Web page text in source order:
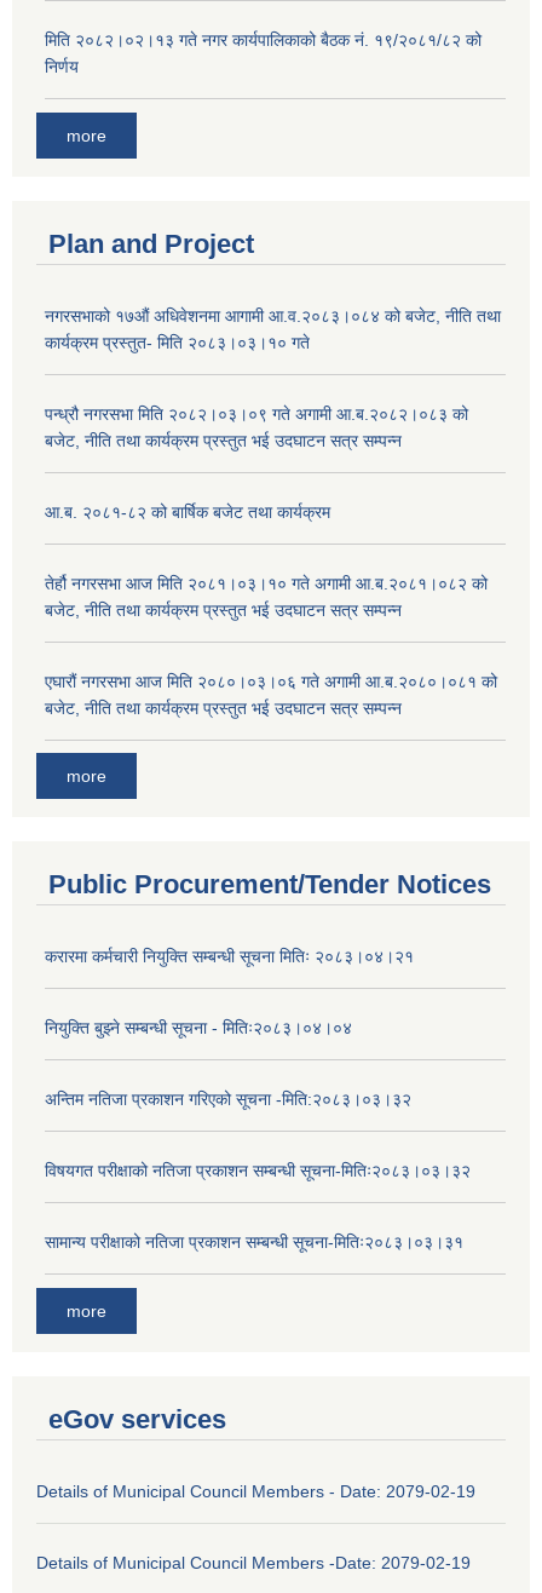
मिति २०८२।०२।१३ गते नगर कार्यपालिकाको बैठक नं. १९/२०८१/८२ को
निर्णय
more
Plan and Project
नगरसभाको १७औं अधिवेशनमा आगामी आ.व.२०८३।०८४ को बजेट, नीति तथा
कार्यक्रम प्रस्तुत- मिति २०८३।०३।१० गते
पन्ध्रौ नगरसभा मिति २०८२।०३।०९ गते अगामी आ.ब.२०८२।०८३ को
बजेट, नीति तथा कार्यक्रम प्रस्तुत भई उदघाटन सत्र सम्पन्न
आ.ब. २०८१-८२ को बार्षिक बजेट तथा कार्यक्रम
तेर्हौ नगरसभा आज मिति २०८१।०३।१० गते अगामी आ.ब.२०८१।०८२ को
बजेट, नीति तथा कार्यक्रम प्रस्तुत भई उदघाटन सत्र सम्पन्न
एघारौं नगरसभा आज मिति २०८०।०३।०६ गते अगामी आ.ब.२०८०।०८१ को
बजेट, नीति तथा कार्यक्रम प्रस्तुत भई उदघाटन सत्र सम्पन्न
more
Public Procurement/Tender Notices
करारमा कर्मचारी नियुक्ति सम्बन्धी सूचना मितिः २०८३।०४।२१
नियुक्ति बुझ्ने सम्बन्धी सूचना - मितिः२०८३।०४।०४
अन्तिम नतिजा प्रकाशन गरिएको सूचना -मिति:२०८३।०३।३२
विषयगत परीक्षाको नतिजा प्रकाशन सम्बन्धी सूचना-मितिः२०८३।०३।३२
सामान्य परीक्षाको नतिजा प्रकाशन सम्बन्धी सूचना-मितिः२०८३।०३।३१
more
eGov services
Details of Municipal Council Members - Date: 2079-02-19
Details of Municipal Council Members -Date: 2079-02-19